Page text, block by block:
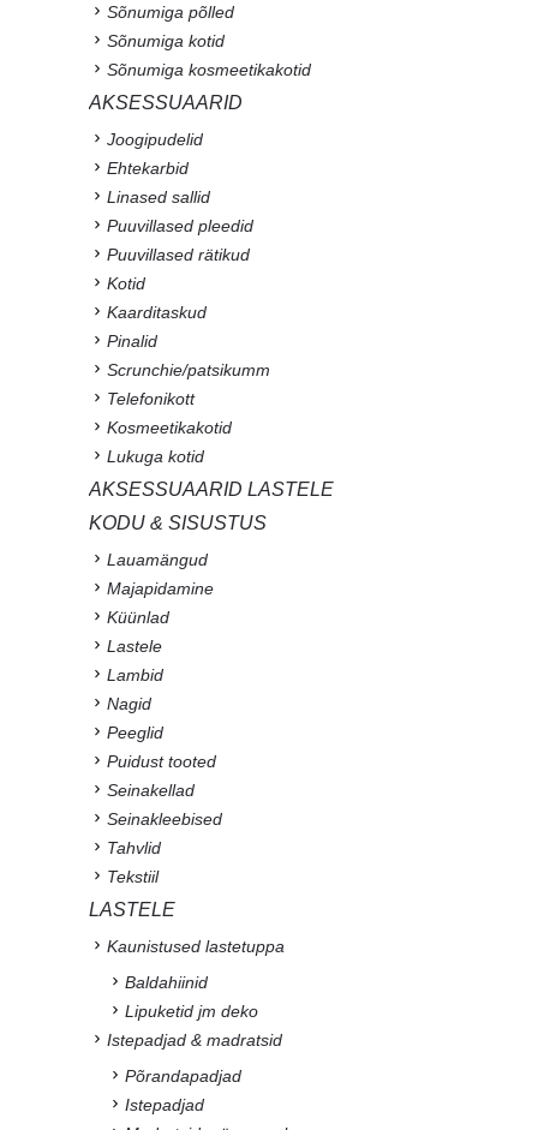
Sõnumiga põlled
Sõnumiga kotid
Sõnumiga kosmeetikakotid
AKSESSUAARID
Joogipudelid
Ehtekarbid
Linased sallid
Puuvillased pleedid
Puuvillased rätikud
Kotid
Kaarditaskud
Pinalid
Scrunchie/patsikumm
Telefonikott
Kosmeetikakotid
Lukuga kotid
AKSESSUAARID LASTELE
KODU & SISUSTUS
Lauamängud
Majapidamine
Küünlad
Lastele
Lambid
Nagid
Peeglid
Puidust tooted
Seinakellad
Seinakleebised
Tahvlid
Tekstiil
LASTELE
Kaunistused lastetuppa
Baldahiinid
Lipuketid jm deko
Istepadjad & madratsid
Põrandapadjad
Istepadjad